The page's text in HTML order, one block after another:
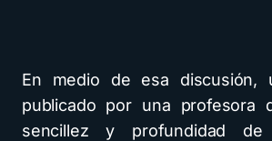
En medio de esa discusión,
publicado por una profesora
sencillez y profundidad de